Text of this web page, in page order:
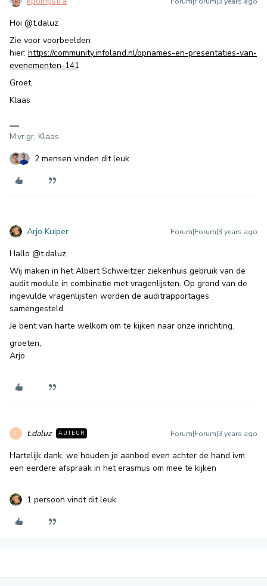
Hoi @t.daluz
Zie voor voorbeelden
hier: https://community.infoland.nl/opnames-en-presentaties-van-
evenementen-141
Groet,
Klaas
M.vr.gr, Klaas
2 mensen vinden dit leuk
Arjo Kuiper Forum|Forum|3 years ago
Hallo @t.daluz,
Wij maken in het Albert Schweitzer ziekenhuis gebruik van de
audit module in combinatie met vragenlijsten. Op grond van de
ingevulde vragenlijsten worden de auditrapportages
samengesteld.
Je bent van harte welkom om te kijken naar onze inrichting.
groeten,
Arjo
T t.daluz AUTEUR Forum|Forum|3 years ago
Hartelijk dank, we houden je aanbod even achter de hand ivm
een eerdere afspraak in het erasmus om mee te kijken
1 persoon vindt dit leuk